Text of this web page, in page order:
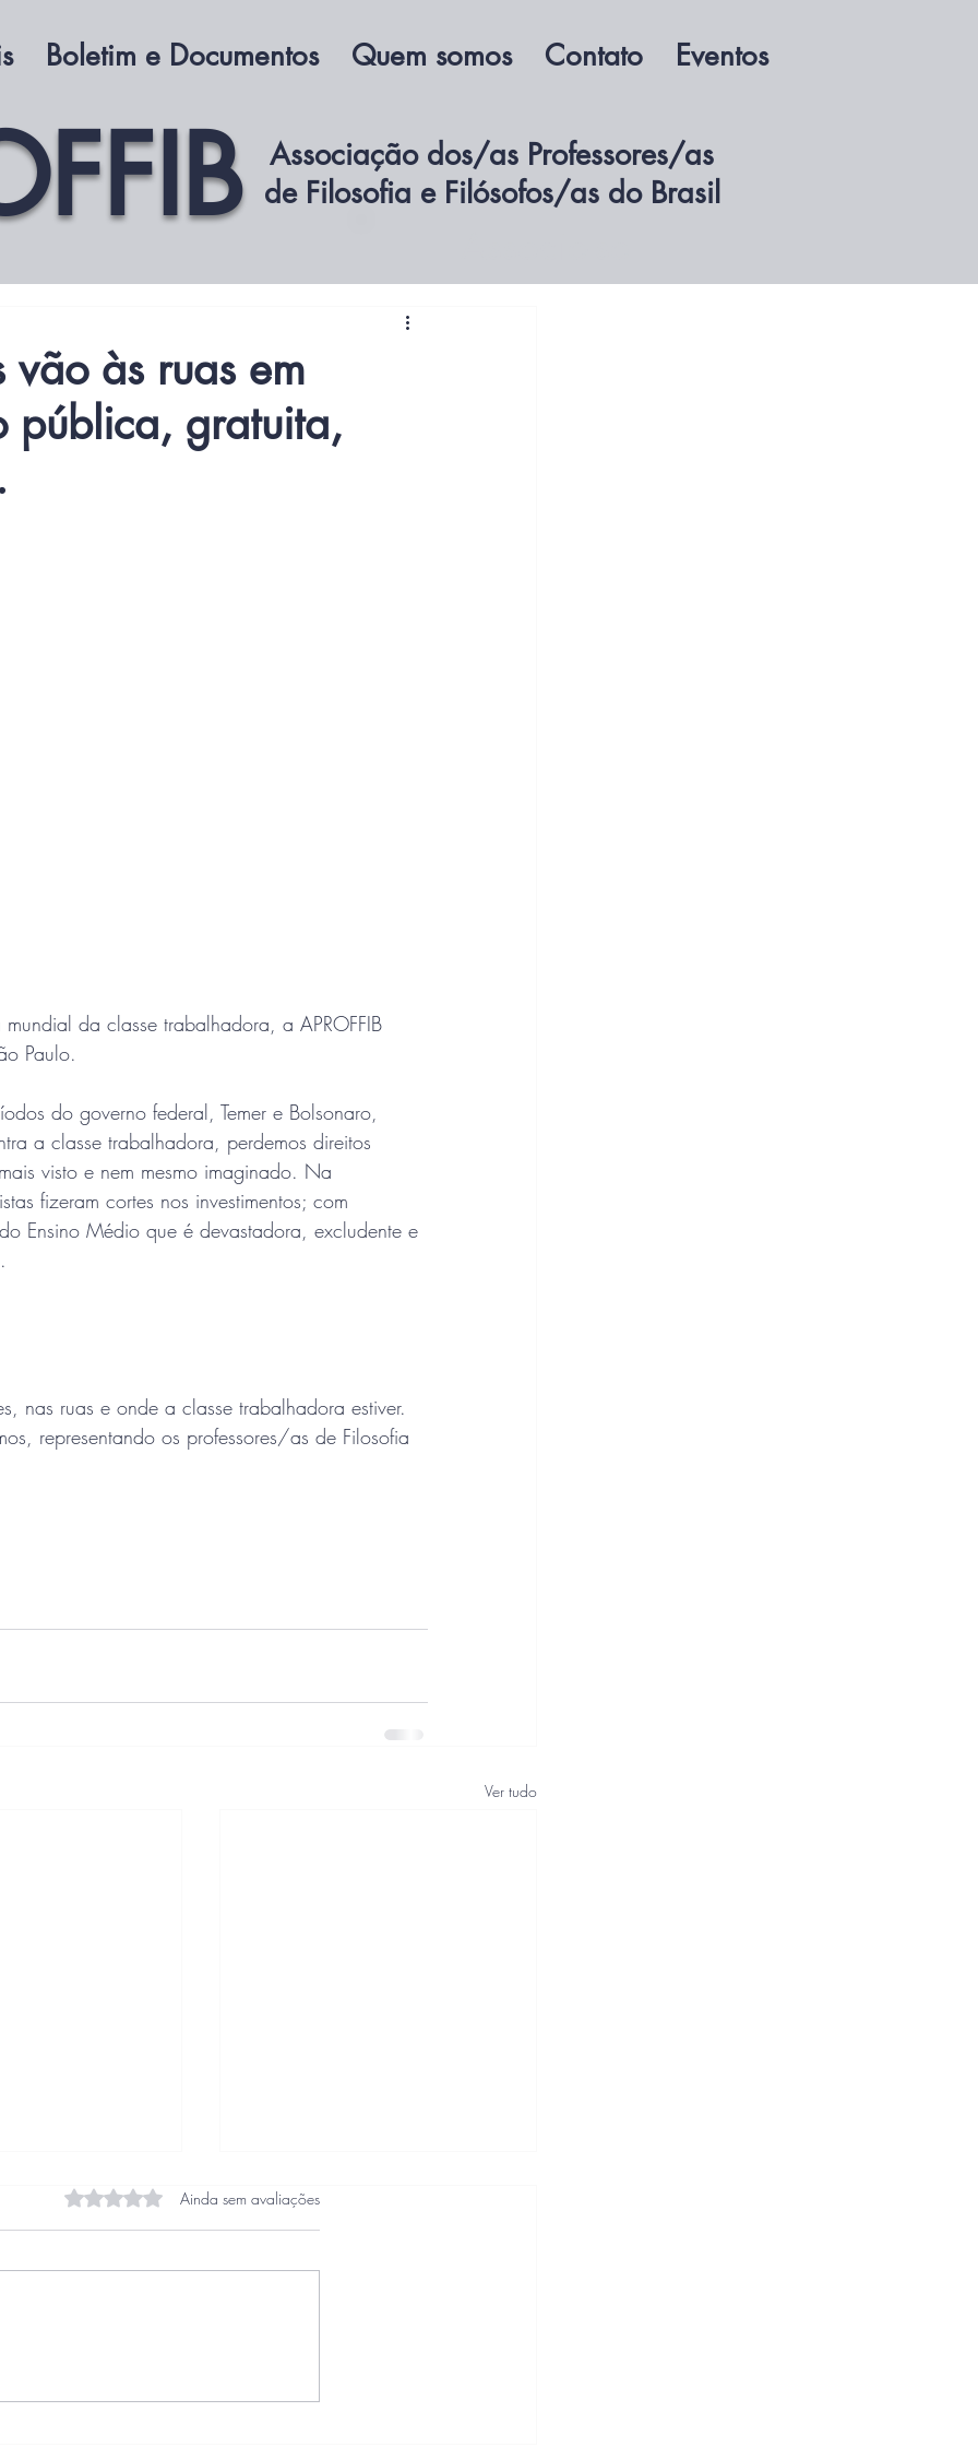
Boletim e Documentos Quem somos Contato Eventos
Associação dos/as Professores/as
de Filosofia e Filósofos/as do Brasil
às ruas em
pública, gratuita,
da classe trabalhadora, a APROFFIB
Paulo.
do governo federal, Temer e Bolsonaro,
a classe trabalhadora, perdemos direitos
visto e nem mesmo imaginado. Na
fizeram cortes nos investimentos; com
Ensino Médio que é devastadora, excludente e
nas ruas e onde a classe trabalhadora estiver.
representando os professores/as de Filosofia
Ver tudo
Avaliado com 0 de 5 estrelas.
Ainda sem avaliações